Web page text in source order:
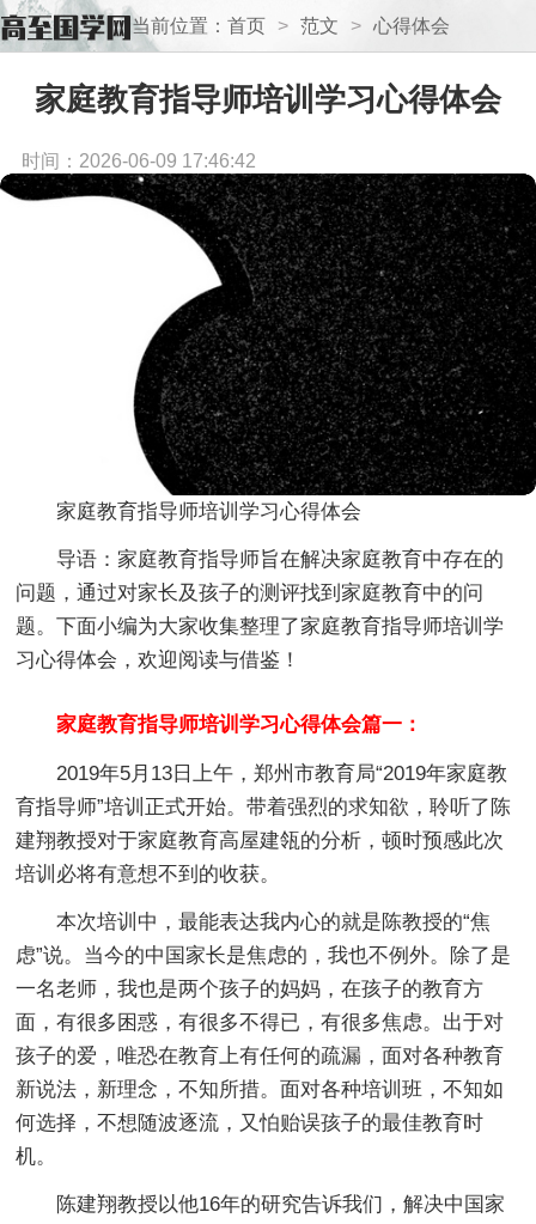
当前位置： 首页 > 范文 > 心得体会
家庭教育指导师培训学习心得体会
时间：2026-06-09 17:46:42
家庭教育指导师培训学习心得体会
导语：家庭教育指导师旨在解决家庭教育中存在的
问题，通过对家长及孩子的测评找到家庭教育中的问
题。下面小编为大家收集整理了家庭教育指导师培训学
习心得体会，欢迎阅读与借鉴！
家庭教育指导师培训学习心得体会篇一：
2019年5月13日上午，郑州市教育局“2019年家庭教
育指导师”培训正式开始。带着强烈的求知欲，聆听了陈
建翔教授对于家庭教育高屋建瓴的分析，顿时预感此次
培训必将有意想不到的收获。
本次培训中，最能表达我内心的就是陈教授的“焦
虑”说。当今的中国家长是焦虑的，我也不例外。除了是
一名老师，我也是两个孩子的妈妈，在孩子的教育方
面，有很多困惑，有很多不得已，有很多焦虑。出于对
孩子的爱，唯恐在教育上有任何的疏漏，面对各种教育
新说法，新理念，不知所措。面对各种培训班，不知如
何选择，不想随波逐流，又怕贻误孩子的最佳教育时
机。
陈建翔教授以他16年的研究告诉我们，解决中国家